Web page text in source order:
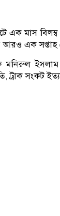
এক মাস
এক সপ্তাহ
মনিরুল
ট্রাক সংকট